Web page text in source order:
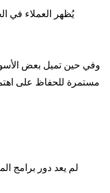
يُظهر العملاء في
وفي حين تميل بعض
مستمرة للحفاظ على
لم يعد دور برامج